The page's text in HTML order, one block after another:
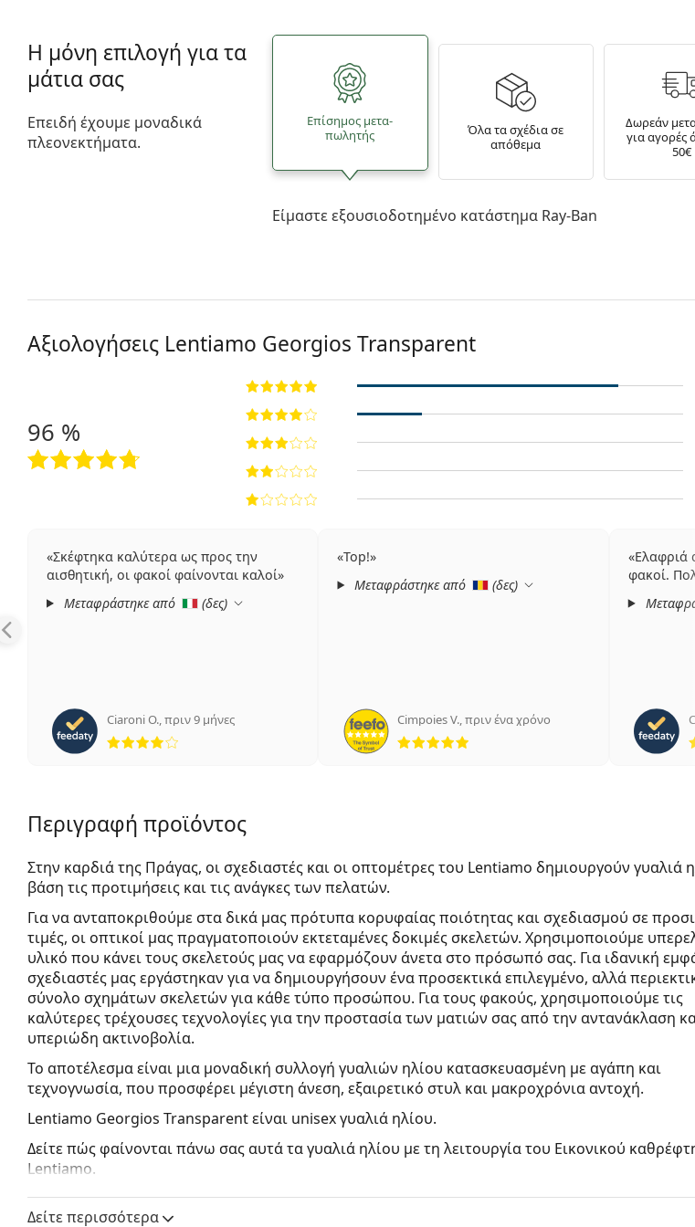
Η μόνη επιλογή για τα
μάτια σας
Επειδή έχουμε μοναδικά
πλεονεκτήματα.
Επίσημος μετα­
πωλητής
Όλα τα σχέδια σε
απόθεμα
Δωρεάν
για αγορές
50€
Είμαστε εξουσιοδοτημένο κατάστημα Ray-Ban
Αξιολογήσεις Lentiamo Georgios Transparent
96 %
Σκέφτηκα καλύτερα ως προς την
αισθητική, οι φακοί φαίνονται καλοί
Μεταφράστηκε από
(δες)
Ciaroni O.,πριν 9 μήνες
4 αξιολογήσεις από 5
Top!
Μεταφράστηκε από
(δες)
Cimpoies V.,πριν ένα χρόνο
5 αξιολογήσεις από 5
Ελαφριά
φακοί.
Περιγραφή προϊόντος
Στην καρδιά της Πράγας, οι σχεδιαστές και οι οπτομέτρες του Lentiamo δημιουργούν γυαλιά
βάση τις προτιμήσεις και τις ανάγκες των πελατών.
Για να ανταποκριθούμε στα δικά μας πρότυπα κορυφαίας ποιότητας και σχεδιασμού σε
τιμές, οι οπτικοί μας πραγματοποιούν εκτεταμένες δοκιμές σκελετών. Χρησιμοποιούμε
υλικό που κάνει τους σκελετούς μας να εφαρμόζουν άνετα στο πρόσωπό σας. Για ιδανική
σχεδιαστές μας εργάστηκαν για να δημιουργήσουν ένα προσεκτικά επιλεγμένο, αλλά
σύνολο σχημάτων σκελετών για κάθε τύπο προσώπου. Για τους φακούς, χρησιμοποιούμε τις
καλύτερες τρέχουσες τεχνολογίες για την προστασία των ματιών σας από την αντανάκλαση
υπεριώδη ακτινοβολία.
Το αποτέλεσμα είναι μια μοναδική συλλογή γυαλιών ηλίου κατασκευασμένη με αγάπη και
τεχνογνωσία, που προσφέρει μέγιστη άνεση, εξαιρετικό στυλ και μακροχρόνια αντοχή.
Lentiamo Georgios Transparentείναι unisex γυαλιά ηλίου.
Δείτε πώς φαίνονται πάνω σας αυτά τα γυαλιά ηλίου με τη λειτουργία του Εικονικού
Lentiamo.
Σκελετός γυαλιών ηλίου
Δείτε περισσότερα